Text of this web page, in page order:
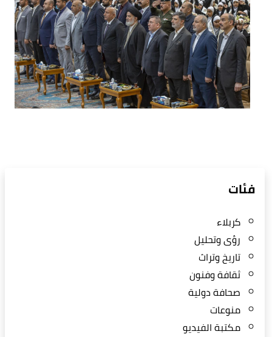
فئات
كربلاء
رؤى وتحليل
تاريخ وتراث
ثقافة وفنون
صحافة دولية
منوعات
مكتبة الفيديو